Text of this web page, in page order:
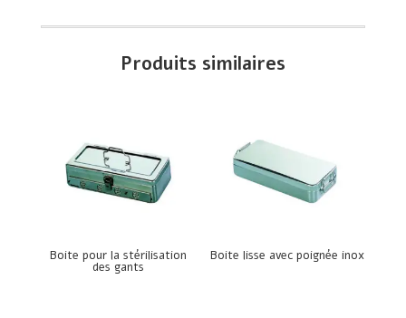
Produits similaires
Boite pour la stérilisation
des gants
Boite lisse avec poignée inox